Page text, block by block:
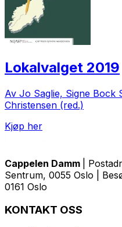
Lokalvalget 2019
Av Jo Saglie, Signe Bock
Christensen (red.)
Kjøp her
Cappelen Damm
|
Sentrum, 0055 Oslo |
0161 Oslo
KONTAKT OSS